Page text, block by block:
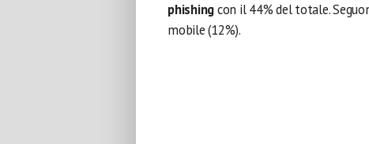
phishingcon il 44% del totale.
mobile (12%).